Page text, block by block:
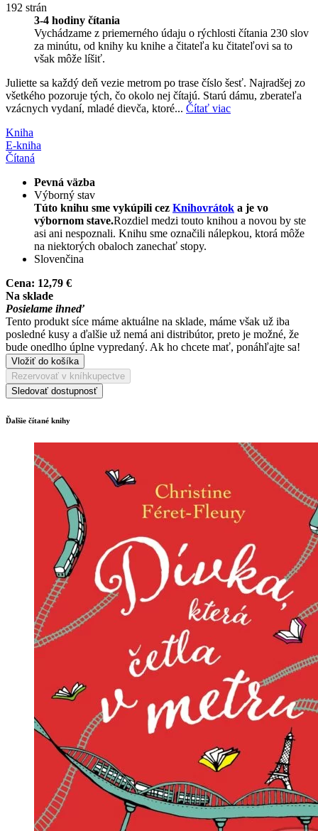
192 strán
3-4 hodiny čítania
Vychádzame z priemerného údaju o rýchlosti čítania 230 slov
za minútu, od knihy ku knihe a čitateľa ku čitateľovi sa to
však môže líšiť.
Juliette sa každý deň vezie metrom po trase číslo šesť. Najradšej zo
všetkého pozoruje tých, čo okolo nej čítajú. Starú dámu, zberateľa
vzácnych vydaní, mladé dievča, ktoré... Čítať viac
Kniha
E-kniha
Čítaná
Pevná väzba
Výborný stav
Túto knihu sme vykúpili cez Knihovrátok a je vo
výbornom stave.Rozdiel medzi touto knihou a novou by ste
asi ani nespoznali. Knihu sme označili nálepkou, ktorá môže
na niektorých obaloch zanechať stopy.
Slovenčina
Cena: 12,79 €
Na sklade
Posielame ihneď
Tento produkt síce máme aktuálne na sklade, máme však už iba
posledné kusy a ďalšie už nemá ani distribútor, preto je možné, že
bude onedlho úplne vypredaný. Ak ho chcete mať, ponáhľajte sa!
Vložiť do košíka
Rezervovať v kníhkupectve
Sledovať dostupnosť
Ďalšie čítané knihy